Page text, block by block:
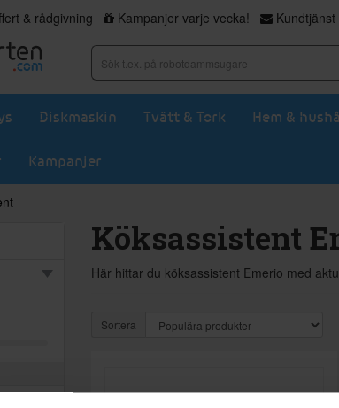
& rådgivning Kampanjer varje vecka! Kundtjänst
Diskmaskin Tvätt & Tork Hem &
Kampanjer
Köksassistent
Här hittar du köksassistent Emerio med
Sortera